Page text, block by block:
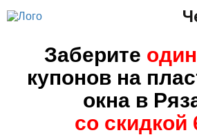
Заберите
купонов на
окна в
со скидкой